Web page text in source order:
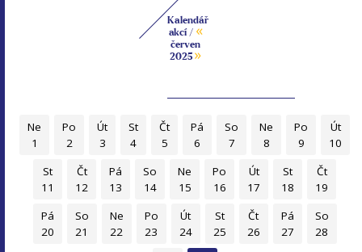
Kalendář
akcí / «
červen
2025»
Ne
1
Po
2
Út
3
St
4
Čt
5
Pá
6
So
7
Ne
8
Po
9
Út
10
St
11
Čt
12
Pá
13
So
14
Ne
15
Po
16
Út
17
St
18
Čt
19
Pá
20
So
21
Ne
22
Po
23
Út
24
St
25
Čt
26
Pá
27
So
28